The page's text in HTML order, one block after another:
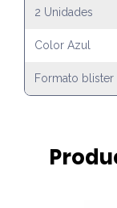
2 Unidades
Color Azul
Formato blister